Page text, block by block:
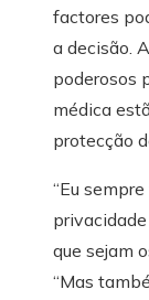
factores
a decisão.
poderosos
médica
protecção
“Eu
que sejam
“Mas